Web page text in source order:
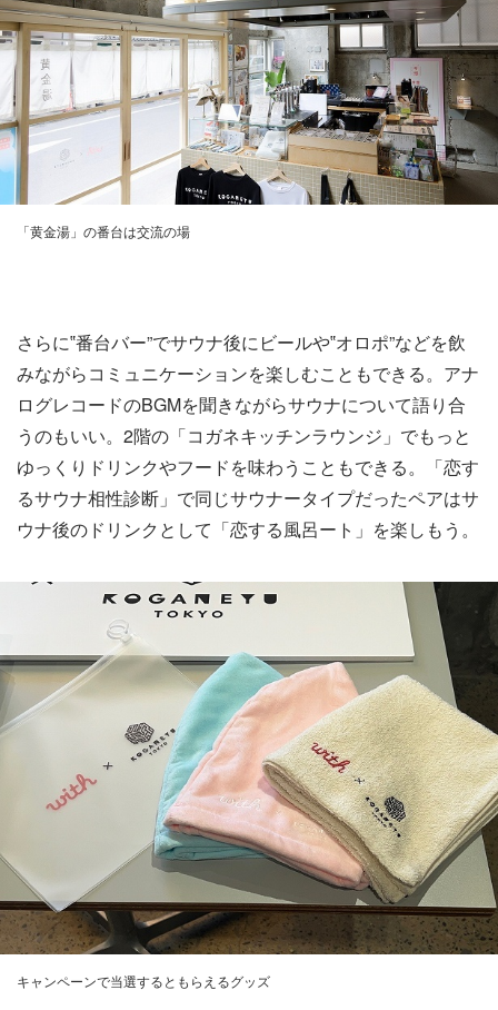
「黄金湯」の番台は交流の場
さらに‟番台バー”でサウナ後にビールや‟オロポ”などを飲
みながらコミュニケーションを楽しむこともできる。アナ
ログレコードのBGMを聞きながらサウナについて語り合
うのもいい。2階の「コガネキッチンラウンジ」でもっと
ゆっくりドリンクやフードを味わうこともできる。「恋す
るサウナ相性診断」で同じサウナータイプだったペアはサ
ウナ後のドリンクとして「恋する風呂ート」を楽しもう。
キャンペーンで当選するともらえるグッズ